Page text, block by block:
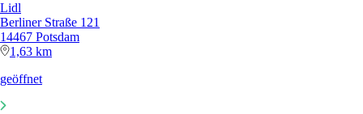
Lidl
Berliner Straße 121
14467 Potsdam
1,63 km
geöffnet